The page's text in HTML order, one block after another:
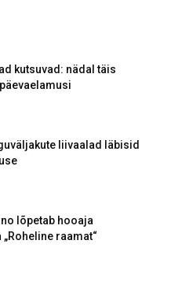
kutsuvad: nädal täis
liivaalad läbisid
lõpetab hooaja
raamat“